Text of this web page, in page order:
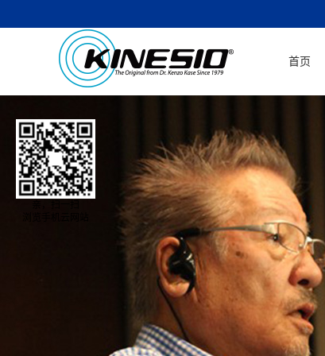
首页